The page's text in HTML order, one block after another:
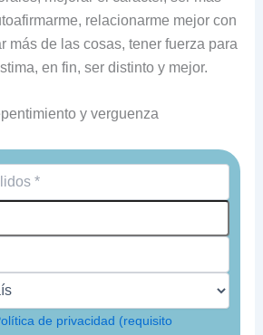
relacionarme mejor con
más de las cosas, tener fuerza para
en fin, ser distinto y mejor.
de privacidad (requisito